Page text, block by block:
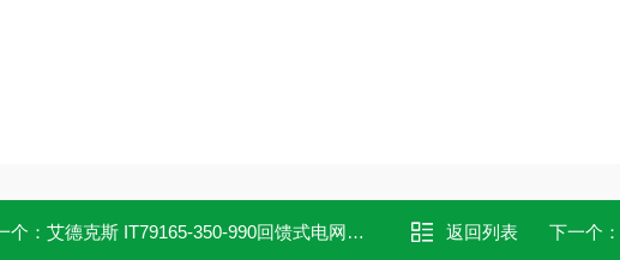
个：艾德克斯 IT79165-350-990回馈式电网模拟器 返回列表 下一个：